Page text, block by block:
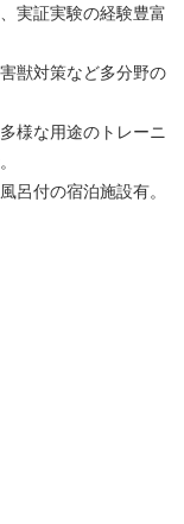
実証実験の経験豊富
獣対策など多分野の
様な用途のトレーニ
呂付の宿泊施設有。